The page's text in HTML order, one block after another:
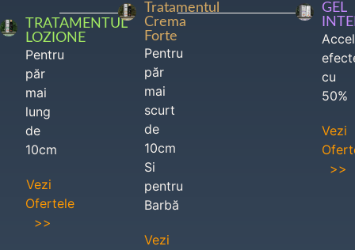
TRATAMENTUL
LOZIONE
Pentru
păr
mai
lung
de
10cm
Vezi
Ofertele
>>
Tratamentul
Crema
Forte
Pentru
păr
mai
scurt
de
10cm
Si
pentru
Barbă
Vezi
GEL
cu
50%
Vezi
>>